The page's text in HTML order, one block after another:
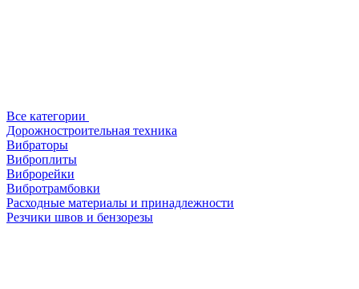
Все категории
Дорожностроительная техника
Вибраторы
Виброплиты
Виброрейки
Вибротрамбовки
Расходные материалы и принадлежности
Резчики швов и бензорезы